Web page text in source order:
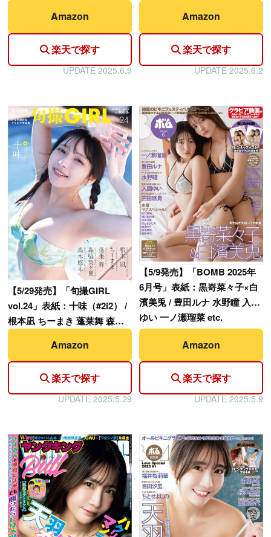
Amazon
楽天で探す
UPDATE 2025.6.9
カリナ 仙北谷ハンナ 矢田萌華
（乃木坂46） etc.
Amazon
楽天で探す
UPDATE 2025.6.2
【5/29発売】「旬撮GIRL
vol.24」表紙：十味（#2i2） /
根本凪 ちーまき 蓬莱舞 森脇
梨々夏 髙木悠未
Amazon
楽天で探す
UPDATE 2025.5.29
【5/9発売】「BOMB 2025年
6月号」表紙：黒嵜菜々子×白
濱美兎 / 豊田ルナ 水野瞳 入間
ゆい 一ノ瀬瑠菜 etc.
Amazon
楽天で探す
UPDATE 2025.5.9